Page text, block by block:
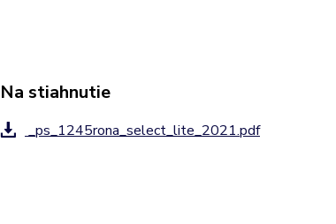
Na stiahnutie
_ps_1245rona_select_lite_2021.pdf